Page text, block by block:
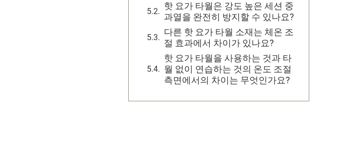
핫 요가 타월은 강도 높은 세션 중
과열을 완전히 방지할 수 있나요?
다른 핫 요가 타월 소재는 체온 조
절 효과에서 차이가 있나요?
핫 요가 타월을 사용하는 것과 타
월 없이 연습하는 것의 온도 조절
측면에서의 차이는 무엇인가요?